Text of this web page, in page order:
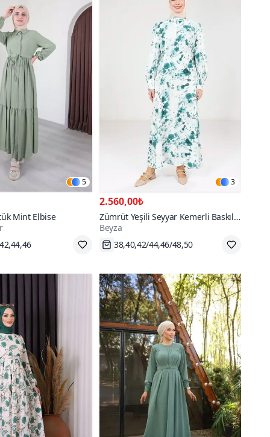
5
Mint Elbise
3
2.560,00₺
Zümrüt Yeşili Seyyar Kemerli Baskılı
Elbise
Beyza
38,40,42/44,46/48,50